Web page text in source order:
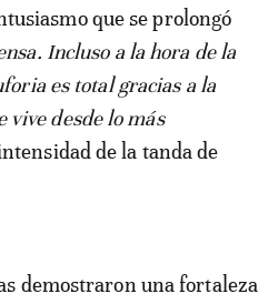
que se prolongó
Incluso a la hora de la
es total gracias a la
vive desde lo más
de la tanda de
demostraron una fortaleza